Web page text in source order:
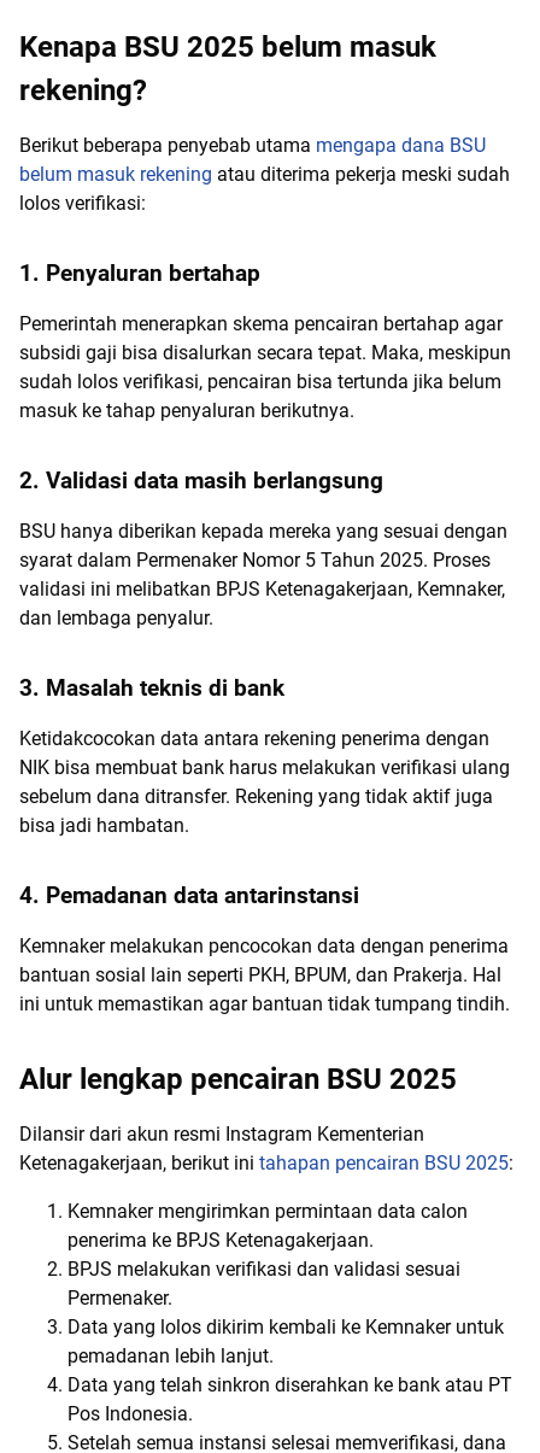
Kenapa BSU 2025 belum masuk
rekening?
Berikut beberapa penyebab utama mengapa dana BSU
belum masuk rekening atau diterima pekerja meski sudah
lolos verifikasi:
1. Penyaluran bertahap
Pemerintah menerapkan skema pencairan bertahap agar
subsidi gaji bisa disalurkan secara tepat. Maka, meskipun
sudah lolos verifikasi, pencairan bisa tertunda jika belum
masuk ke tahap penyaluran berikutnya.
2. Validasi data masih berlangsung
BSU hanya diberikan kepada mereka yang sesuai dengan
syarat dalam Permenaker Nomor 5 Tahun 2025. Proses
validasi ini melibatkan BPJS Ketenagakerjaan, Kemnaker,
dan lembaga penyalur.
3. Masalah teknis di bank
Ketidakcocokan data antara rekening penerima dengan
NIK bisa membuat bank harus melakukan verifikasi ulang
sebelum dana ditransfer. Rekening yang tidak aktif juga
bisa jadi hambatan.
4. Pemadanan data antarinstansi
Kemnaker melakukan pencocokan data dengan penerima
bantuan sosial lain seperti PKH, BPUM, dan Prakerja. Hal
ini untuk memastikan agar bantuan tidak tumpang tindih.
Alur lengkap pencairan BSU 2025
Dilansir dari akun resmi Instagram Kementerian
Ketenagakerjaan, berikut ini tahapan pencairan BSU 2025:
Kemnaker mengirimkan permintaan data calon
penerima ke BPJS Ketenagakerjaan.
BPJS melakukan verifikasi dan validasi sesuai
Permenaker.
Data yang lolos dikirim kembali ke Kemnaker untuk
pemadanan lebih lanjut.
Data yang telah sinkron diserahkan ke bank atau PT
Pos Indonesia.
Setelah semua instansi selesai memverifikasi, dana